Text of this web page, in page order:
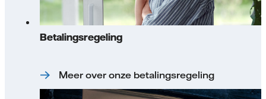
Betalingsregeling
Meer over onze betalingsregeling